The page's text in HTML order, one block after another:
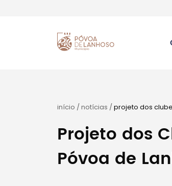
início /notícias /projeto dos
Projeto dos
Póvoa de